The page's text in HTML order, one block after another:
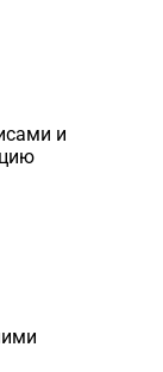
и